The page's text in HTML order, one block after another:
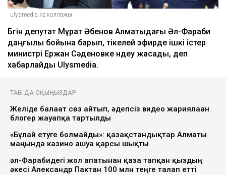
ulysmedia.kz коллажы
Бүгін депутат Мұрат Әбенов Алматыдағы Әл-Фараби
даңғылы бойына барып, тікелей эфирде ішкі істер
министрі Ержан Сәденовке үндеу жасады, деп
хабарлайды Ulysmedia.
ТАҒЫ ДА ОҚЫҢЫЗДАР
Желіде балағат сөз айтып, әдепсіз видео жариялаған
блогер жауапқа тартылды
«Бұлай етуге болмайды»: қазақстандықтар Алматы
маңында казино ашуға қарсы шықты
әл-Фарабидегі жол апатынан қаза тапқан қыздың
әкесі Александр Пактан 100 млн теңге талап етті